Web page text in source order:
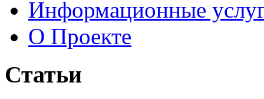
Информационные
О Проекте
Статьи